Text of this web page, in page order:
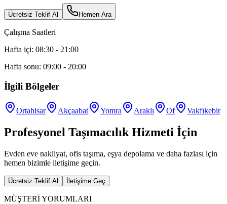
Ücretsiz Teklif Al Hemen Ara
Çalışma Saatleri
Hafta içi: 08:30 - 21:00
Hafta sonu: 09:00 - 20:00
İlgili Bölgeler
Ortahisar Akçaabat Yomra Araklı Of Vakfıkebir
Profesyonel Taşımacılık Hizmeti İçin
Evden eve nakliyat, ofis taşıma, eşya depolama ve daha fazlası için
hemen bizimle iletişime geçin.
Ücretsiz Teklif Al İletişime Geç
MÜŞTERİ YORUMLARI